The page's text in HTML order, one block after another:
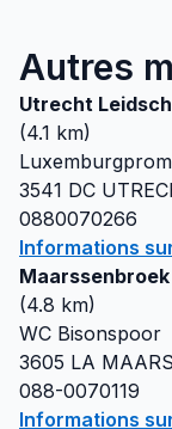
Autres
Utrecht
(4.1 km)
3541 DC
0880070266
Informations
Maarssenbroek
(4.8 km)
WC Bisonspoor
3605 LA
088-0070119
Informations